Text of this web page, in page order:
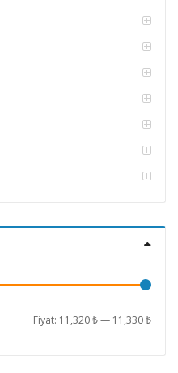
En
En
Fiyat: 11,320 ₺— 11,330 ₺